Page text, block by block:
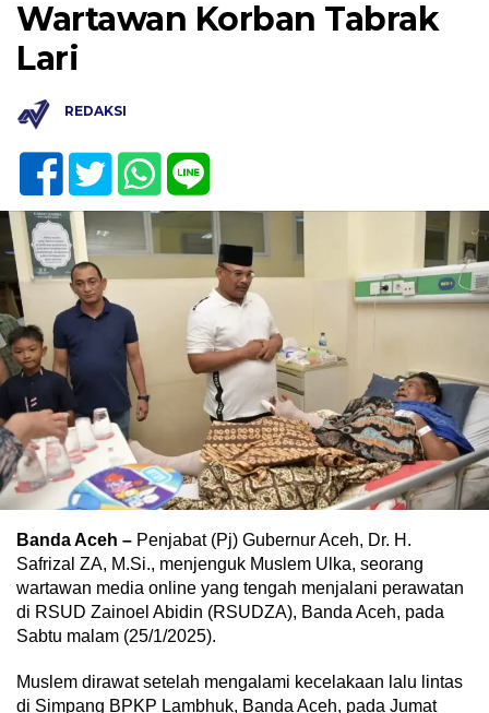
Wartawan Korban Tabrak
Lari
REDAKSI
Banda Aceh – Penjabat (Pj) Gubernur Aceh, Dr. H.
Safrizal ZA, M.Si., menjenguk Muslem Ulka, seorang
wartawan media online yang tengah menjalani perawatan
di RSUD Zainoel Abidin (RSUDZA), Banda Aceh, pada
Sabtu malam (25/1/2025).
Muslem dirawat setelah mengalami kecelakaan lalu lintas
di Simpang BPKP Lambhuk, Banda Aceh, pada Jumat